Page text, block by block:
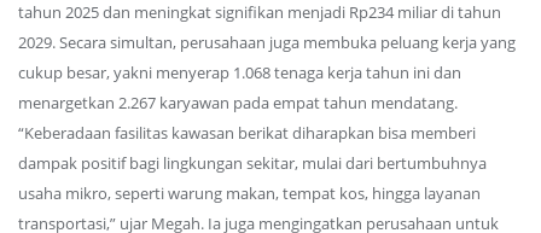
tahun 2025 dan meningkat signifikan menjadi Rp234 miliar di tahun
2029. Secara simultan, perusahaan juga membuka peluang kerja yang
cukup besar, yakni menyerap 1.068 tenaga kerja tahun ini dan
menargetkan 2.267 karyawan pada empat tahun mendatang.
“Keberadaan fasilitas kawasan berikat diharapkan bisa memberi
dampak positif bagi lingkungan sekitar, mulai dari bertumbuhnya
usaha mikro, seperti warung makan, tempat kos, hingga layanan
transportasi,” ujar Megah. Ia juga mengingatkan perusahaan untuk